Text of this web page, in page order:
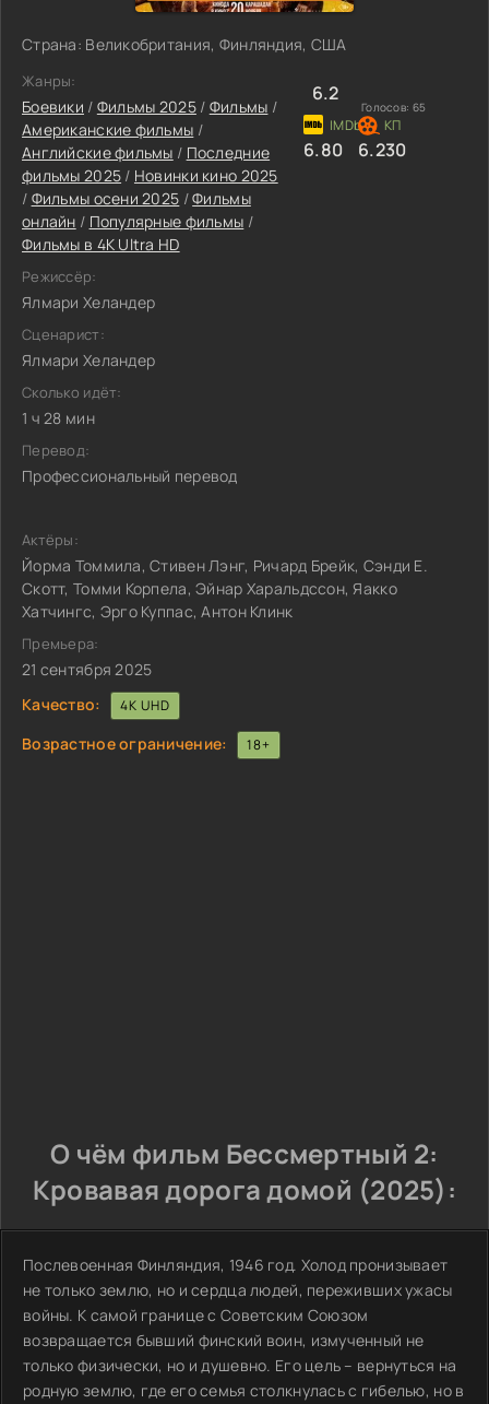
Страна: Великобритания, Финляндия, США
Жанры:
Боевики / Фильмы 2025/ Фильмы /
Американские фильмы /
Английские фильмы / Последние
фильмы 2025 / Новинки кино 2025
/ Фильмы осени 2025 /Фильмы
онлайн / Популярные фильмы /
Фильмы в 4K Ultra HD
Режиссёр:
Ялмари Хеландер
Сценарист:
Ялмари Хеландер
Сколько идёт:
1 ч 28 мин
Перевод:
Профессиональный перевод
6.2
Голосов: 65
6.80 6.230
Актёры:
Йорма Томмила, Стивен Лэнг, Ричард Брейк, Сэнди Е.
Скотт, Томми Корпела, Эйнар Харальдссон, Яакко
Хатчингс, Эрго Куппас, Антон Клинк
Премьера:
21 сентября 2025
Качество:
4K UHD
Возрастное ограничение: 18+
О чём фильм Бессмертный 2:
Кровавая дорога домой (2025):
Послевоенная Финляндия, 1946 год. Холод пронизывает
не только землю, но и сердца людей, переживших ужасы
войны. К самой границе с Советским Союзом
возвращается бывший финский воин, измученный не
только физически, но и душевно. Его цель – вернуться на
родную землю, где его семья столкнулась с гибелью, но в